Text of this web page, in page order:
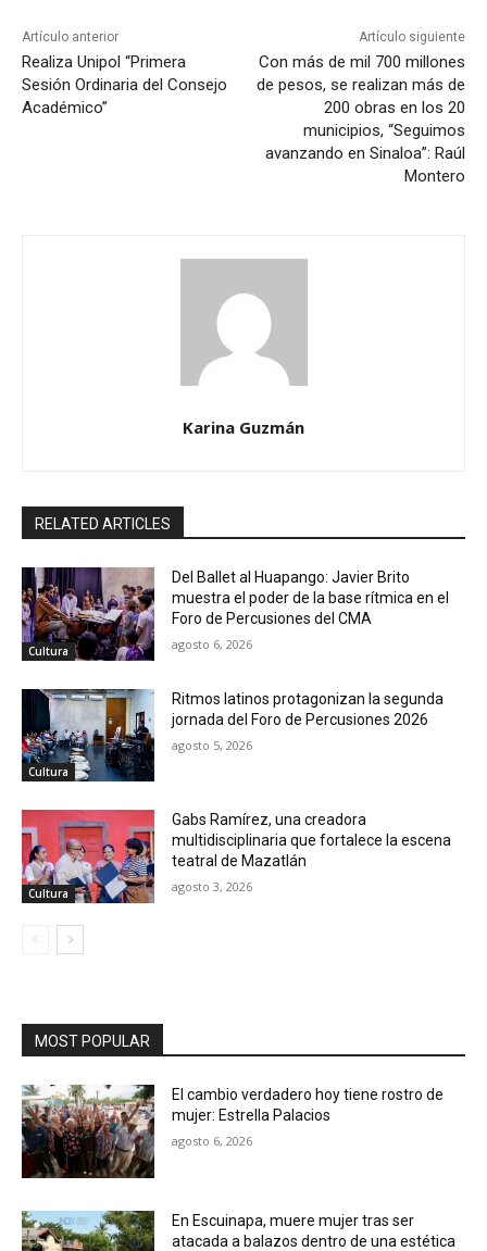
Artículo anterior
Realiza Unipol “Primera
Sesión Ordinaria del Consejo
Académico”
Artículo siguiente
Con más de mil 700 millones
de pesos, se realizan más de
200 obras en los 20
municipios, “Seguimos
avanzando en Sinaloa”: Raúl
Montero
Karina Guzmán
RELATED ARTICLES
Cultura
Del Ballet al Huapango: Javier Brito
muestra el poder de la base rítmica en el
Foro de Percusiones del CMA
agosto 6, 2026
Cultura
Ritmos latinos protagonizan la segunda
jornada del Foro de Percusiones 2026
agosto 5, 2026
Cultura
Gabs Ramírez, una creadora
multidisciplinaria que fortalece la escena
teatral de Mazatlán
agosto 3, 2026
MOST POPULAR
El cambio verdadero hoy tiene rostro de
mujer: Estrella Palacios
agosto 6, 2026
En Escuinapa, muere mujer tras ser
atacada a balazos dentro de una estética